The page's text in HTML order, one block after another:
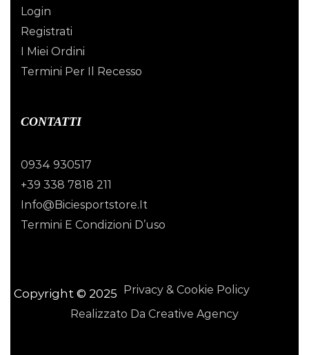
Login
Registrati
I Miei Ordini
Termini Per Il Recesso
CONTATTI
0934 930517
+39 338 7818 211
Info@biciesportstore.it
Termini E Condizioni D’uso
Copyright © 2025
Privacy & Cookie Policy
Realizzato Da Creative Agency